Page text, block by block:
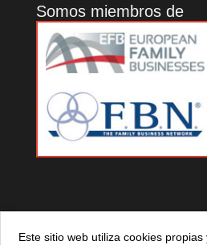
Somos miembros de
Este sitio web utiliza cookies